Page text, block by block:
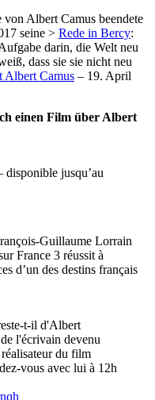
Albert Camus beendete
seine > Rede in Bercy:
darin, die Welt neu
dass sie sie nicht neu
Albert Camus – 19. April
einen Film über Albert
jusqu’au
Guillaume Lorrain
France 3 réussit à
d’un des destins français
t-il d'Albert
l'écrivain devenu
du film
vous avec lui à 12h